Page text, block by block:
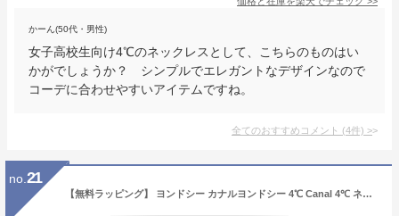
かーん(50代・男性)
女子高校生向け4℃のネックレスとして、こちらのものはい
かがでしょうか？ シンプルでエレガントなデザインなので
コーデに合わせやすいアイテムですね。
全てのおすすめコメント (4件) >
no. 21
【無料ラッピング】 ヨンドシー カナルヨンドシー 4℃ Canal 4℃ ネックレス レディース フラワーモチーフ ピンクゴールド レディース ブランド 正規品 新品 ギフト プレゼント 人気 おすすめ 誕生日 記念日 クリスマス 送料無料